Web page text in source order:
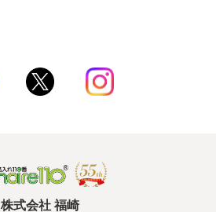
株式会社 福崎